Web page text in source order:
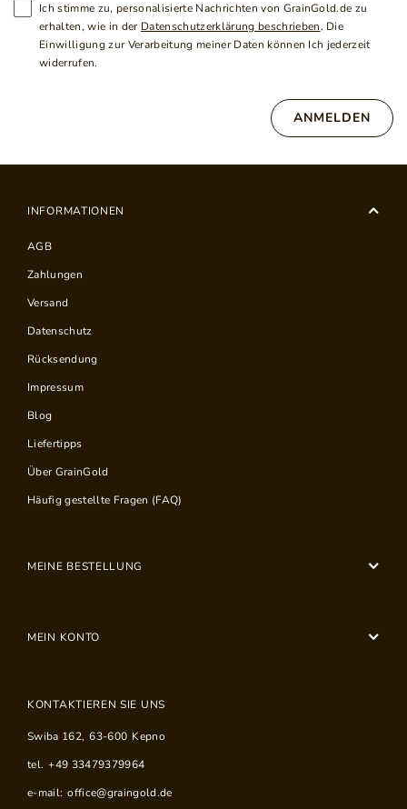
Ich stimme zu, personalisierte Nachrichten von GrainGold.de zu
erhalten, wie in der Datenschutzerklärung beschrieben. Die
Einwilligung zur Verarbeitung meiner Daten können Ich jederzeit
widerrufen.
ANMELDEN
INFORMATIONEN
AGB
Zahlungen
Versand
Datenschutz
Rücksendung
Impressum
Blog
Liefertipps
Über GrainGold
Häufig gestellte Fragen (FAQ)
MEINE BESTELLUNG
MEIN KONTO
KONTAKTIEREN SIE UNS
Swiba 162, 63-600 Kepno
tel. +49 33479379964
e-mail: office@graingold.de